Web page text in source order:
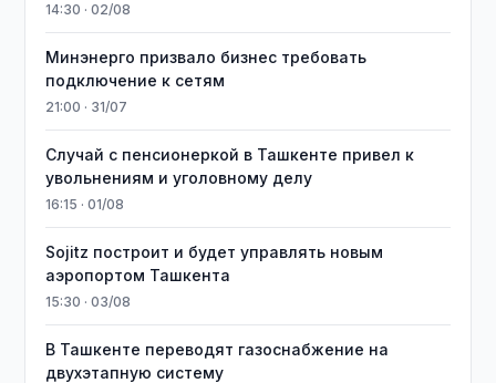
14:30 · 02/08
Минэнерго призвало бизнес требовать
подключение к сетям
21:00 · 31/07
Случай с пенсионеркой в Ташкенте привел к
увольнениям и уголовному делу
16:15 · 01/08
Sojitz построит и будет управлять новым
аэропортом Ташкента
15:30 · 03/08
В Ташкенте переводят газоснабжение на
двухэтапную систему